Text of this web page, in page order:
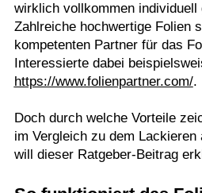
wirklich vollkommen individuell
Zahlreiche hochwertige Folien
kompetenten Partner für das
Interessierte dabei
https://www.folienpartner.com/.
Doch durch welche Vorteile
im Vergleich zu dem Lackieren
will dieser Ratgeber-Beitrag